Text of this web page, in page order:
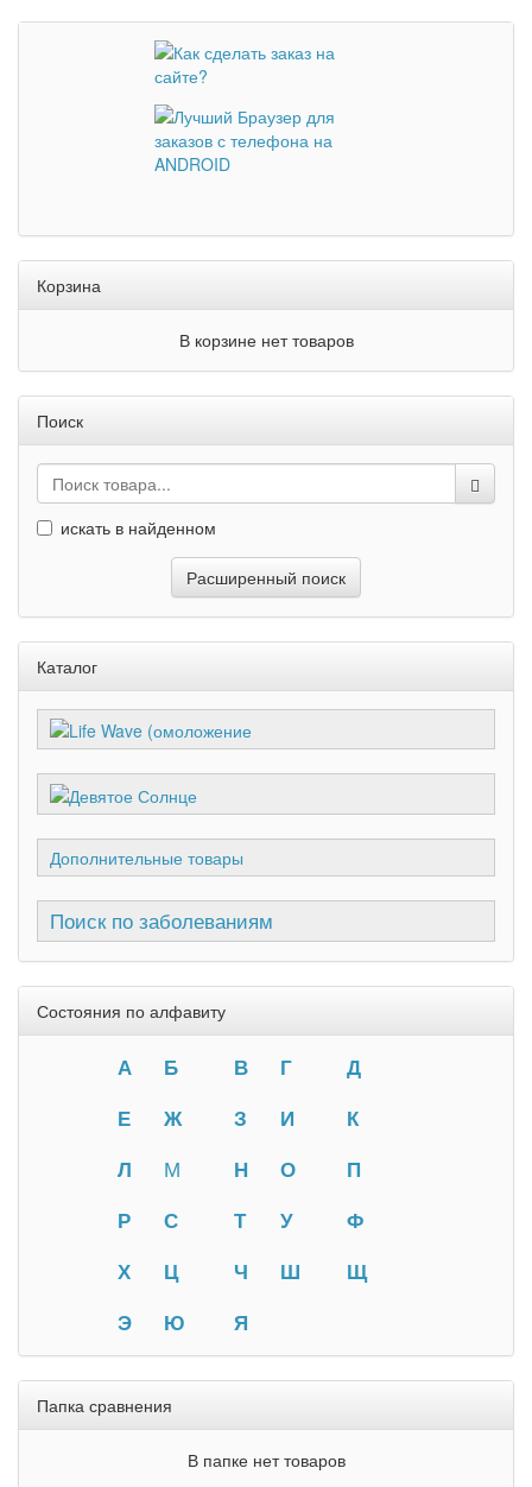
Корзина
В корзине нет товаров
Поиск
искать в найденном
Расширенный поиск
Каталог
Дополнительные товары
Поиск по заболеваниям
Состояния по алфавиту
А Б В Г
Д
Е
Ж З И
К
Л
М Н О
П
Р
С Т У
Ф
Х
Ц Ч Ш
Щ
Э
Ю Я
Папка сравнения
В папке нет товаров